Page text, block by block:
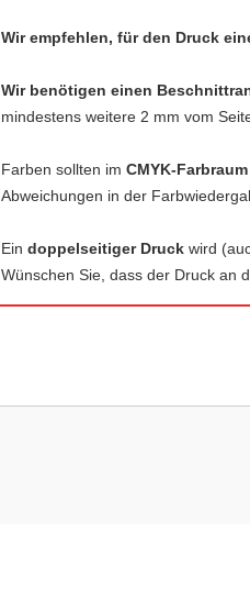
Wir empfehlen, für den Druck
Wir benötigen einen
mindestens weitere 2 mm vom
Farben sollten im CMYK-Farbraum
Abweichungen in der
Ein doppelseitiger Druckwird
Wünschen Sie, dass der Druck an